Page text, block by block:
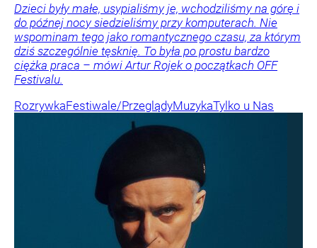
Dzieci były małe, usypialiśmy je, wchodziliśmy na górę i
do późnej nocy siedzieliśmy przy komputerach. Nie
wspominam tego jako romantycznego czasu, za którym
dziś szczególnie tęsknię. To była po prostu bardzo
ciężka praca – mówi Artur Rojek o początkach OFF
Festivalu.
RozrywkaFestiwale/PrzeglądyMuzykaTylko u Nas